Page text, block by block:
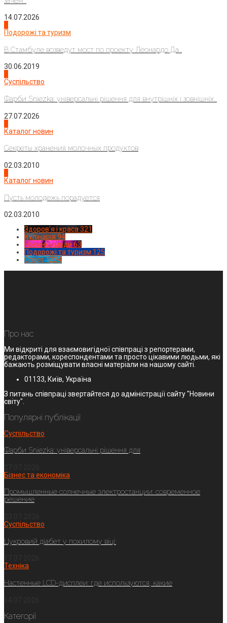
14.07.2026
Подорожі та туризм
В Стамбуле возведут мост по проекту Леонардо Да...
30.06.2019
Суспільство
Фарби Sniezka: універсальні рішення для внутрішніх і зовнішніх...
27.07.2026
Каталог новин
Секреты хранения молочных продуктов
02.03.2010
Каталог новин
Пусть молодежь порадуется
02.03.2010
Здоров'я і краса 321
Кулінарія 94
Новинки моди 63
Подорожі та туризм 125
Спорт1224
Про нас
Ми відкриті для взаємовигідної співпраці з репортерами,
редакторами, кореспондентами та просто цікавими людьми, які
бажають розміщувати власні матеріали на нашому сайті.
01133, Київ, Україна
З питань співпраці звертайтеся до адміністрації сайту "Новини
світу".
Популярні публікації
Суспільство
Фарби Sniezka: універсальні рішення для
Бізнес та економіка
Промышленные солнечные электростанции: современное
решение
Суспільство
Цукровий діабет у похилому віці:
Техніка
Настенные LCD-дисплеи: где используются, какие
Категорії